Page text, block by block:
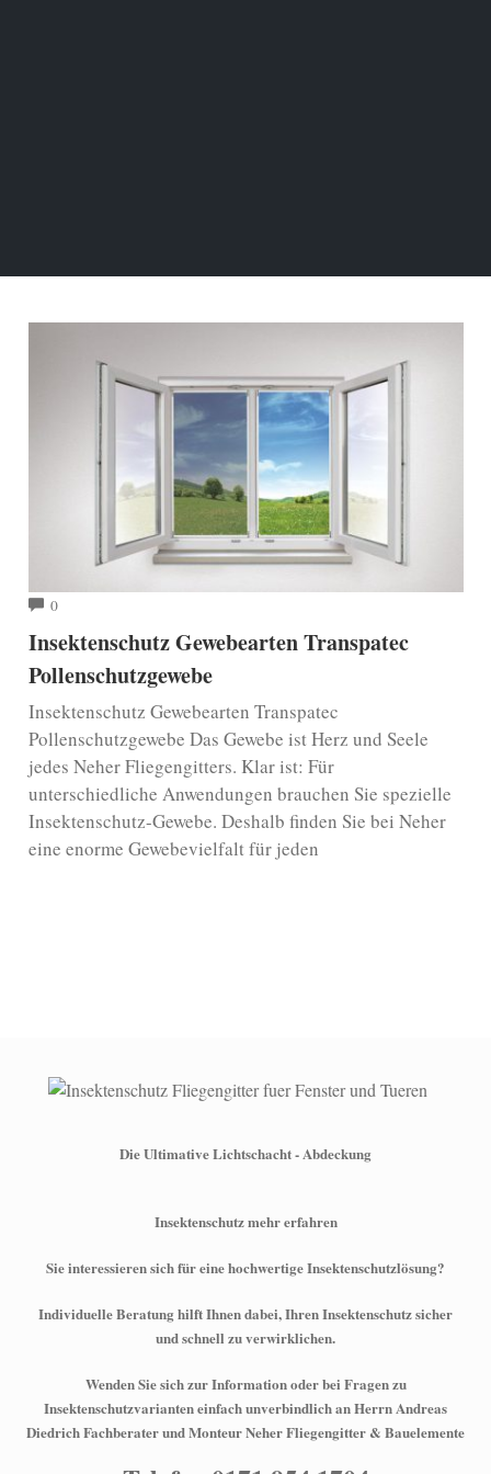
0COMMENTS
Insektenschutz Gewebearten Transpatec
Pollenschutzgewebe
Insektenschutz Gewebearten Transpatec
Pollenschutzgewebe Das Gewebe ist Herz und Seele
jedes Neher Fliegengitters. Klar ist: Für
unterschiedliche Anwendungen brauchen Sie spezielle
Insektenschutz-Gewebe. Deshalb finden Sie bei Neher
eine enorme Gewebevielfalt für jeden
Die Ultimative Lichtschacht - Abdeckung
Insektenschutz mehr erfahren
Sie interessieren sich für eine hochwertige Insektenschutzlösung?
Individuelle Beratung hilft Ihnen dabei, Ihren Insektenschutz sicher
und schnell zu verwirklichen.
Wenden Sie sich zur Information oder bei Fragen zu
Insektenschutzvarianten einfach unverbindlich an Herrn Andreas
Diedrich Fachberater und Monteur Neher Fliegengitter & Bauelemente